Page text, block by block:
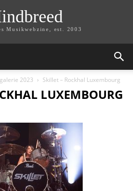
Musikwebzine, est. 2003
2023 Skillet – Rockhal Luxembourg
LUXEMBOURG